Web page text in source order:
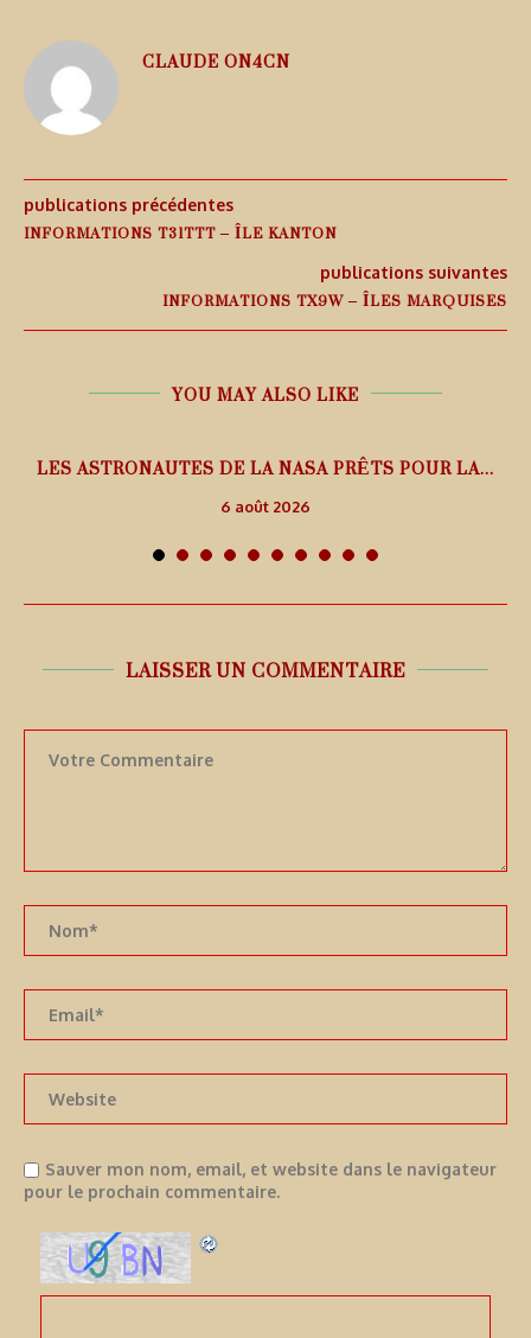
CLAUDE ON4CN
publications précédentes
INFORMATIONS T31TTT – ÎLE KANTON
publications suivantes
INFORMATIONS TX9W – ÎLES MARQUISES
YOU MAY ALSO LIKE
LES ASTRONAUTES DE LA NASA PRÊTS POUR LA...
6 août 2026
LAISSER UN COMMENTAIRE
Sauver mon nom, email, et website dans le navigateur
pour le prochain commentaire.